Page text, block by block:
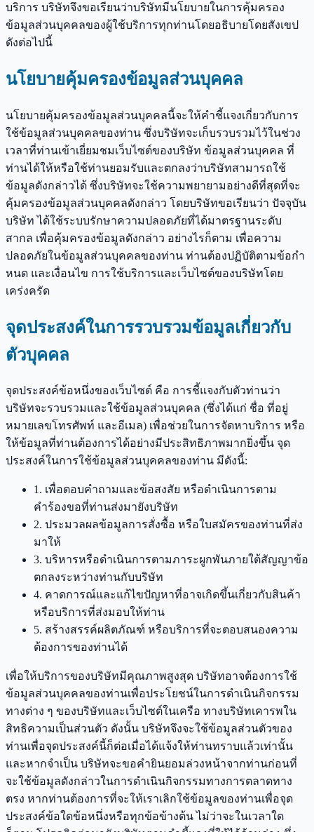
บริการ บริษัทจึงขอเรียนว่าบริษัทมีนโยบายในการคุ้มครอง
ข้อมูลส่วนบุคคลของผู้ใช้บริการทุกท่านโดยอธิบายโดยสังเขป
ดังต่อไปนี้
นโยบายคุ้มครองข้อมูลส่วนบุคคล
นโยบายคุ้มครองข้อมูลส่วนบุคคลนี้จะให้คำชี้แจงเกี่ยวกับการ
ใช้ข้อมูลส่วนบุคคลของท่าน ซึ่งบริษัทจะเก็บรวบรวมไว้ในช่วง
เวลาที่ท่านเข้าเยี่ยมชมเว็บไซต์ของบริษัท ข้อมูลส่วนบุคคล ที่
ท่านได้ให้หรือใช้ท่านยอมรับและตกลงว่าบริษัทสามารถใช้
ข้อมูลดังกล่าวได้ ซึ่งบริษัทจะใช้ความพยายามอย่างดีที่สุดที่จะ
คุ้มครองข้อมูลส่วนบุคคลดังกล่าว โดยบริษัทขอเรียนว่า ปัจจุบัน
บริษัท ได้ใช้ระบบรักษาความปลอดภัยที่ได้มาตรฐานระดับ
สากล เพื่อคุ้มครองข้อมูลดังกล่าว อย่างไรก็ตาม เพื่อความ
ปลอดภัยในข้อมูลส่วนบุคคลของท่าน ท่านต้องปฏิบัติตามข้อกํา
หนด และเงื่อนไข การใช้บริการและเว็บไซต์ของบริษัทโดย
เคร่งครัด
จุดประสงค์ในการรวบรวมข้อมูลเกี่ยวกับ
ตัวบุคคล
จุดประสงค์ข้อหนึ่งของเว็บไซต์ คือ การชี้แจงกับตัวท่านว่า
บริษัทจะรวบรวมและใช้ข้อมูลส่วนบุคคล (ซึ่งได้แก่ ชื่อ ที่อยู่
หมายเลขโทรศัพท์ และอีเมล) เพื่อช่วยในการจัดหาบริการ หรือ
ให้ข้อมูลที่ท่านต้องการได้อย่างมีประสิทธิภาพมากยิ่งขึ้น จุด
ประสงค์ในการใช้ข้อมูลส่วนบุคคลของท่าน มีดังนี้:
1. เพื่อตอบคำถามและข้อสงสัย หรือดำเนินการตาม
คำร้องขอที่ท่านส่งมายังบริษัท
2. ประมวลผลข้อมูลการสั่งซื้อ หรือใบสมัครของท่านที่ส่ง
มาให้
3. บริหารหรือดำเนินการตามภาระผูกพันภายใต้สัญญาข้อ
ตกลงระหว่างท่านกับบริษัท
4. คาดการณ์และแก้ไขปัญหาที่อาจเกิดขึ้นเกี่ยวกับสินค้า
หรือบริการที่ส่งมอบให้ท่าน
5. สร้างสรรค์ผลิตภัณฑ์ หรือบริการที่จะตอบสนองความ
ต้องการของท่านได้
เพื่อให้บริการของบริษัทมีคุณภาพสูงสุด บริษัทอาจต้องการใช้
ข้อมูลส่วนบุคคลของท่านเพื่อประโยชน์ในการดำเนินกิจกรรม
ทางต่าง ๆ ของบริษัทและเว็บไซต์ในเครือ ทางบริษัทเคารพใน
สิทธิความเป็นส่วนตัว ดังนั้น บริษัทจึงจะใช้ข้อมูลส่วนตัวของ
ท่านเพื่อจุดประสงค์นี้ก็ต่อเมื่อได้แจ้งให้ท่านทราบแล้วเท่านั้น
และหากจำเป็น บริษัทจะขอคำยินยอมล่วงหน้าจากท่านก่อนที่
จะใช้ข้อมูลดังกล่าวในการดำเนินกิจกรรมทางการตลาดทาง
ตรง หากท่านต้องการที่จะให้เราเลิกใช้ข้อมูลของท่านเพื่อจุด
ประสงค์ข้อใดข้อหนึ่งหรือทุกข้อข้างต้น ไม่ว่าจะในเวลาใด